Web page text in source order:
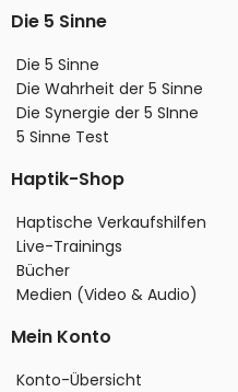
Die 5 Sinne
Die 5 Sinne
Die Wahrheit der 5 Sinne
Die Synergie der 5 SInne
5 Sinne Test
Haptik-Shop
Haptische Verkaufshilfen
Live-Trainings
Bücher
Medien (Video & Audio)
Mein Konto
Konto-Übersicht